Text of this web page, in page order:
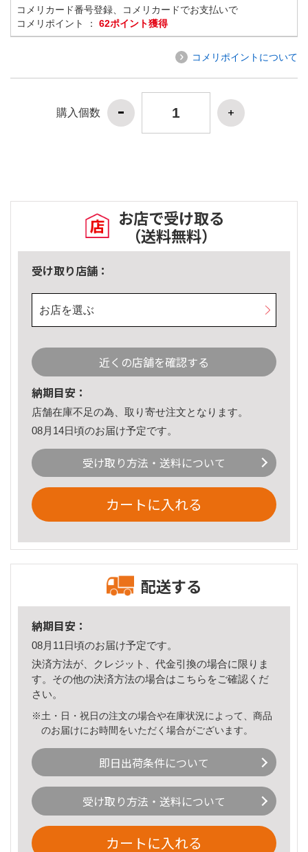
コメリカード番号登録、コメリカードでお支払いで
コメリポイント ： 62ポイント獲得
コメリポイントについて
購入個数
お店で受け取る
（送料無料）
受け取り店舗：
お店を選ぶ
近くの店舗を確認する
納期目安：
店舗在庫不足の為、取り寄せ注文となります。
08月14日頃のお届け予定です。
受け取り方法・送料について
カートに入れる
配送する
納期目安：
08月11日頃のお届け予定です。
決済方法が、クレジット、代金引換の場合に限りま
す。その他の決済方法の場合はこちら をご確認くだ
さい。
※土・日・祝日の注文の場合や在庫状況によって、商品
のお届けにお時間をいただく場合がございます。
即日出荷条件について
受け取り方法・送料について
カートに入れる